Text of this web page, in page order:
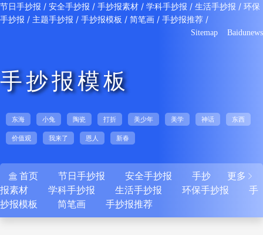
节日手抄报 / 安全手抄报 / 手抄报素材 / 学科手抄报 / 生活手抄报 / 环保
手抄报 / 主题手抄报 / 手抄报模板 / 简笔画 / 手抄报推荐 /
Sitemap Baidunews
手抄报模板
东海 小兔 陶瓷 打折 美少年 美学 神话 东西
价值观 我来了 恩人 新春
更多 
 首页 节日手抄报 安全手抄报
手抄
报素材
学科手抄报 生活手抄报 环保手抄报
手
抄报模板
简笔画 手抄报推荐